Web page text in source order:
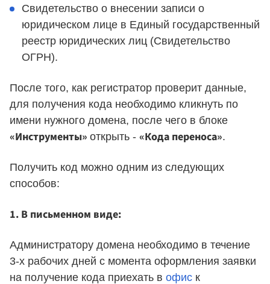
Свидетельство о внесении записи о
юридическом лице в Единый государственный
реестр юридических лиц (Свидетельство
ОГРН).
После того, как регистратор проверит данные,
для получения кода необходимо кликнуть по
имени нужного домена, после чего в блоке
«Инструменты» открыть - «Кода переноса».
Получить код можно одним из следующих
способов:
1. В письменном виде:
Администратору домена необходимо в течение
3-х рабочих дней с момента оформления заявки
на получение кода приехать в офис к